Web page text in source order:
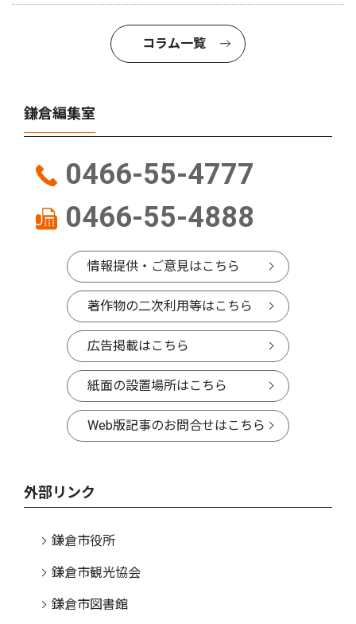
コラム一覧
鎌倉編集室
0466-55-4777
0466-55-4888
情報提供・ご意見はこちら
著作物の二次利用等はこちら
広告掲載はこちら
紙面の設置場所はこちら
Web版記事のお問合せはこちら
外部リンク
鎌倉市役所
鎌倉市観光協会
鎌倉市図書館